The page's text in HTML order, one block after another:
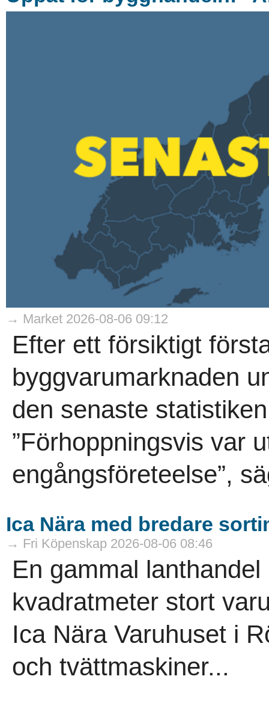
→ Market 2026-08-06 09:12
Efter ett försiktigt
byggvarumarknaden
den senaste
”Förhoppningsvis var
engångsföreteelse”,
Ica Nära med bredare
→ Fri Köpenskap 2026-08-06 08:46
En gammal
kvadratmeter stort
Ica Nära Varuhuset i
och tvättmaskiner...